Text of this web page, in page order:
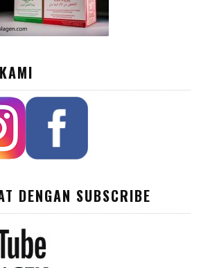
DENGAN SUBSCRIBE